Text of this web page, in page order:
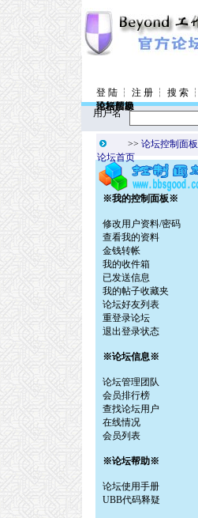
登 陆┆ 注 册┆ 搜 索┆
控制面板
论坛信息
风格转换
论坛帮助
用户名
论坛首页
>> 论坛控制面板
※我的控制面板※
修改用户资料/密码
查看我的资料
金钱转帐
我的收件箱
已发送信息
我的帖子收藏夹
论坛好友列表
重登录论坛
退出登录状态
※论坛信息※
论坛管理团队
会员排行榜
查找论坛用户
在线情况
会员列表
※论坛帮助※
论坛使用手册
UBB代码释疑